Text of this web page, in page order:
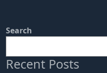
Search
Recent Posts